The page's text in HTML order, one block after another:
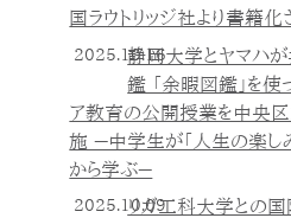
国ラウトリッジ社より書籍化
2025.10.16静岡大学とヤマハ
鑑 「余暇図鑑」を使
ア教育の公開授業を中央
施 －中学生が「人生の楽し
から学ぶ－
2025.10.09リガ工科大学との